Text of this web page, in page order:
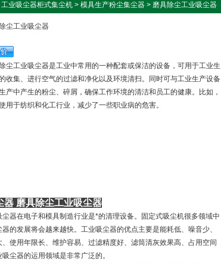
工业吸尘器柜式集尘机 > 模具生产粉尘集尘器 > 磨具除尘工业吸尘器
尘工业吸尘器
尘工业吸尘器是工业中常用的一种配套或保洁的设备，可用于工业生
收集、进行空气的过滤和净化以及环境清扫。同时可与工业生产设备
产中产生的粉尘、碎屑，确保工作环境的清洁和员工的健康。比如，
用于纺织和化工行业，减少了一些职业病的危害。
器 磨具除尘工业吸尘器
器在电子和模具制造行业是*的清理设备。固定式吸尘机很多领域中
的发展将会越来越快。工业吸尘器的优点主要是能耗低、噪音少、
使用年限长、维护容易、过滤精度好、滤筒清灰效果高、占用空间
尘器的运用领域是非常广泛的。